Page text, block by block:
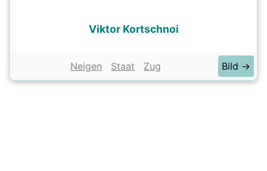
Viktor Kortschnoi
Neigen Staat Zug Bild →